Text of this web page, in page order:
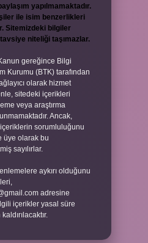
yapılmamaktadır.
ile isim benzerlikleri
Sitemizdeki bilgiler
niteliği taşımazlar.
gereğince Bilgi
Kurumu (BTK) tarafından
olarak hizmet
sitedeki içerikleri
veya araştırma
Ancak,
sorumluluğunu
üye olarak bu
sayılırlar.
aykırı olduğunu
adresine
içerikler yasal süre